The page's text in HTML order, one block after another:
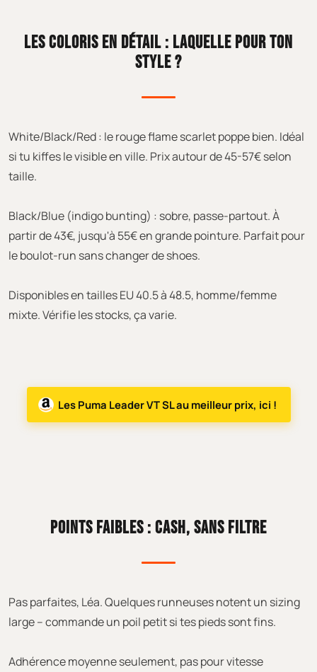
LES COLORIS EN DÉTAIL : LAQUELLE POUR TON
STYLE ?
White/Black/Red : le rouge flame scarlet poppe bien. Idéal
si tu kiffes le visible en ville. Prix autour de 45-57€ selon
taille.
Black/Blue (indigo bunting) : sobre, passe-partout. À
partir de 43€, jusqu'à 55€ en grande pointure. Parfait pour
le boulot-run sans changer de shoes.
Disponibles en tailles EU 40.5 à 48.5, homme/femme
mixte. Vérifie les stocks, ça varie.
Les Puma Leader VT SL au meilleur prix, ici !
POINTS FAIBLES : CASH, SANS FILTRE
Pas parfaites, Léa. Quelques runneuses notent un sizing
large – commande un poil petit si tes pieds sont fins.
Adhérence moyenne seulement, pas pour vitesse